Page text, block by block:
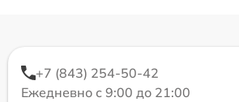
+7 (843) 254-50-42
Ежедневно с 9:00 до 21:00